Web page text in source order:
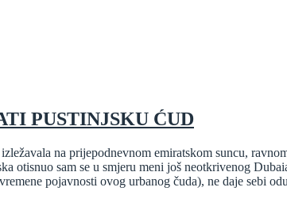
PUSTINJSKU ĆUD
na prijepodnevnom emiratskom suncu,
otisnuo sam se u smjeru meni još neotkrivenog
pojavnosti ovog urbanog čuda), ne daje sebi